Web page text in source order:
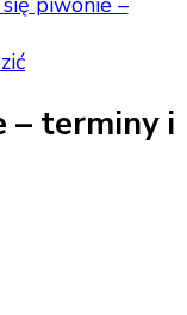
– terminy i